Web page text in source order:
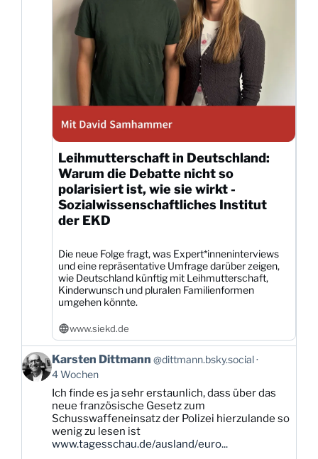
Leihmutterschaft in Deutschland:
Warum die Debatte nicht so
polarisiert ist, wie sie wirkt -
Sozialwissenschaftliches Institut
der EKD
Die neue Folge fragt, was Expert*inneninterviews
und eine repräsentative Umfrage darüber zeigen,
wie Deutschland künftig mit Leihmutterschaft,
Kinderwunsch und pluralen Familienformen
umgehen könnte.
www.siekd.de
Beitrag
von
Karsten
Dittmann
Bluesky
ansehen
Karsten Dittmann @dittmann.bsky.social
4 Wochen
Ich finde es ja sehr erstaunlich, dass über das
neue französische Gesetz zum
Schusswaffeneinsatz der Polizei hierzulande so
wenig zu lesen ist
www.tagesschau.de/ausland/euro...